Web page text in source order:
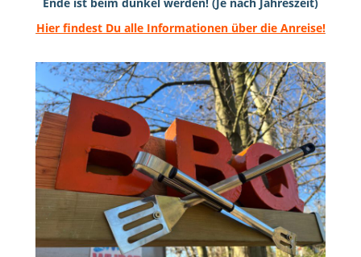
Hier findest Du alle Informationen über die Anreise!